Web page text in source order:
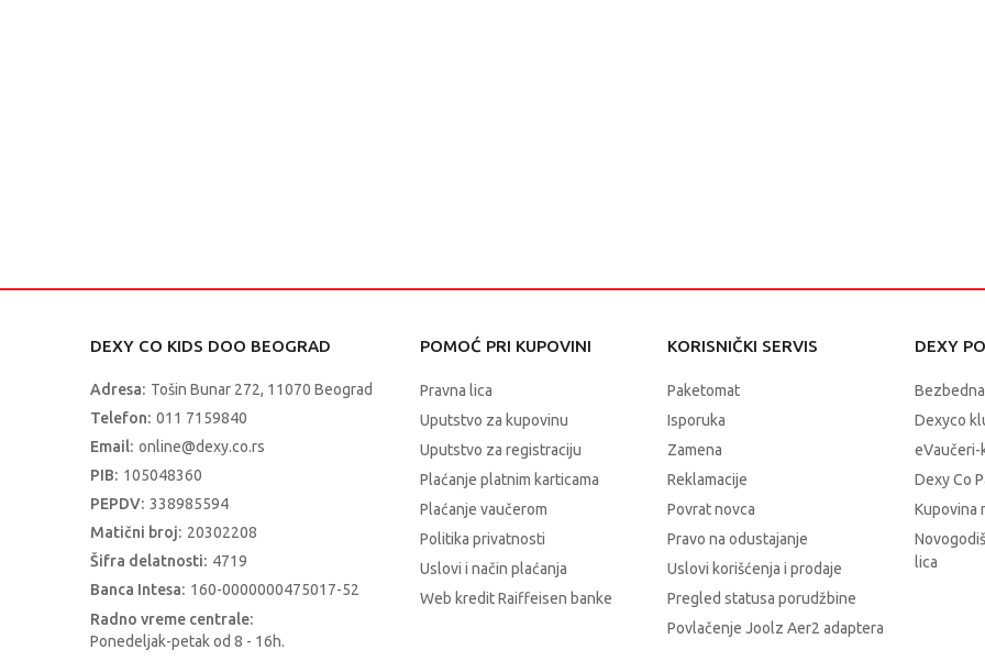
DEXY CO KIDS DOO BEOGRAD
Adresa: Tošin Bunar 272, 11070 Beograd
Telefon: 011 7159840
Email: online@dexy.co.rs
PIB: 105048360
PEPDV: 338985594
Matični broj: 20302208
Šifra delatnosti: 4719
Banca Intesa: 160-0000000475017-52
Radno vreme centrale:
Ponedeljak-petak od 8 - 16h.
POMOĆ PRI KUPOVINI
Pravna lica
Uputstvo za kupovinu
Uputstvo za registraciju
Plaćanje platnim karticama
Plaćanje vaučerom
Politika privatnosti
Uslovi i način plaćanja
Web kredit Raiffeisen banke
KORISNIČKI SERVIS
Paketomat
Isporuka
Zamena
Reklamacije
Povrat novca
Pravo na odustajanje
Uslovi korišćenja i prodaje
Pregled statusa porudžbine
Povlačenje Joolz Aer2 adaptera
DEXY
Dexyco
Dexy Co
Kupovina
lica